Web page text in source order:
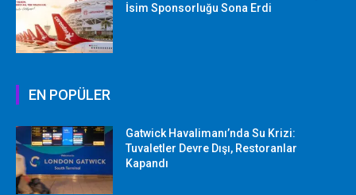
İsim Sponsorluğu Sona Erdi
EN POPÜLER
Gatwick Havalimanı’nda Su Krizi:
Tuvaletler Devre Dışı, Restoranlar
Kapandı